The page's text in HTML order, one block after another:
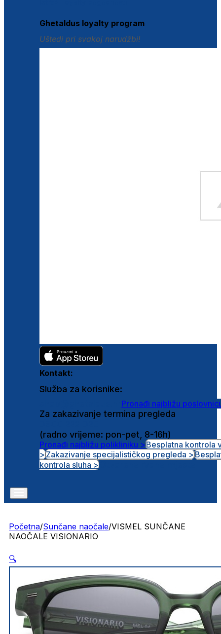
Ghetaldus loyalty program
Uštedi pri svakoj narudžbi!
Kontakt:
Služba za korisnike:
Pronađi najbližu
Za zakazivanje termina pregleda
(radno vrijeme: pon-pet, 8-16h)
Pronađi najbližu polikliniku >Besplatna kontrola
>Zakazivanje specijalističkog pregleda >
kontrola sluha >
Početna/Sunčane naočale/VISMEL SUNČANE
NAOČALE VISIONARIO
🔍